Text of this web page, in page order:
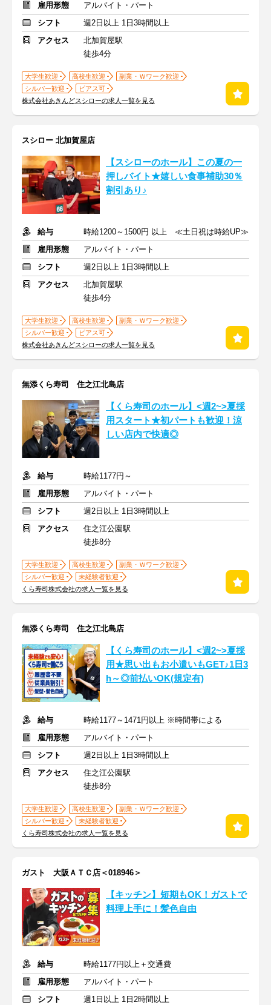
雇用形態
アルバイト・パート
シフト
週2日以上 1日3時間以上
アクセス
北加賀屋駅
徒歩4分
大学生歓迎 高校生歓迎
副業・Ｗワーク歓迎
シルバー歓迎
ピアス可
株式会社あきんどスシローの求人一覧を見る
スシロー 北加賀屋店
【スシローのホール】この夏の一
押しバイト★嬉しい食事補助30％
割引あり♪
給与
時給1200～1500円 以上 ≪土日祝は時給UP≫
雇用形態
アルバイト・パート
シフト
週2日以上 1日3時間以上
アクセス
北加賀屋駅
徒歩4分
大学生歓迎 高校生歓迎
副業・Ｗワーク歓迎
シルバー歓迎
ピアス可
株式会社あきんどスシローの求人一覧を見る
無添くら寿司 住之江北島店
【くら寿司のホール】<週2~>夏採
用スタート★初パートも歓迎！涼
しい店内で快適◎
給与
時給1177円～
雇用形態
アルバイト・パート
シフト
週2日以上 1日3時間以上
アクセス
住之江公園駅
徒歩8分
大学生歓迎 高校生歓迎
副業・Ｗワーク歓迎
シルバー歓迎
未経験者歓迎
くら寿司株式会社の求人一覧を見る
無添くら寿司 住之江北島店
【くら寿司のホール】<週2~>夏採
用★思い出もお小遣いもGET♪1日3
h～◎前払いOK(規定有)
給与
時給1177～1471円以上 ※時間帯による
雇用形態
アルバイト・パート
シフト
週2日以上 1日3時間以上
アクセス
住之江公園駅
徒歩8分
大学生歓迎 高校生歓迎
副業・Ｗワーク歓迎
シルバー歓迎
未経験者歓迎
くら寿司株式会社の求人一覧を見る
ガスト 大阪ＡＴＣ店＜018946＞
【キッチン】短期もOK！ガストで
料理上手に！髪色自由
給与
時給1177円以上＋交通費
雇用形態
アルバイト・パート
シフト
週1日以上 1日2時間以上